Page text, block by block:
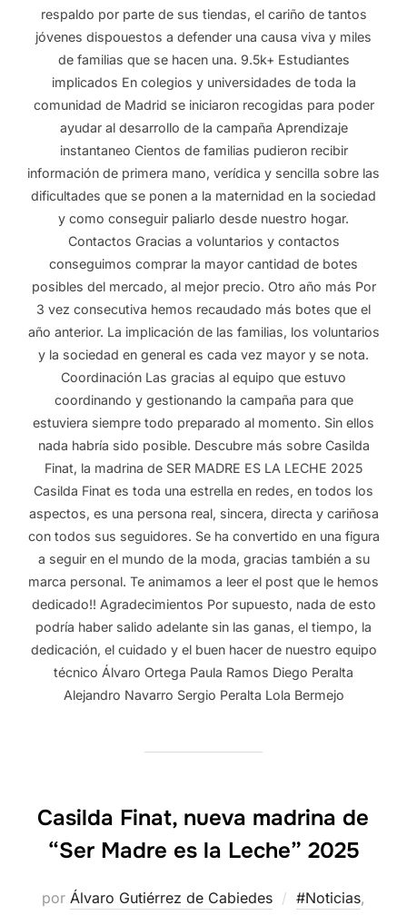
respaldo por parte de sus tiendas, el cariño de tantos
jóvenes dispouestos a defender una causa viva y miles
de familias que se hacen una. 9.5k+ Estudiantes
implicados En colegios y universidades de toda la
comunidad de Madrid se iniciaron recogidas para poder
ayudar al desarrollo de la campaña Aprendizaje
instantaneo Cientos de familias pudieron recibir
información de primera mano, verídica y sencilla sobre las
dificultades que se ponen a la maternidad en la sociedad
y como conseguir paliarlo desde nuestro hogar.
Contactos Gracias a voluntarios y contactos
conseguimos comprar la mayor cantidad de botes
posibles del mercado, al mejor precio. Otro año más Por
3 vez consecutiva hemos recaudado más botes que el
año anterior. La implicación de las familias, los voluntarios
y la sociedad en general es cada vez mayor y se nota.
Coordinación Las gracias al equipo que estuvo
coordinando y gestionando la campaña para que
estuviera siempre todo preparado al momento. Sin ellos
nada habría sido posible. Descubre más sobre Casilda
Finat, la madrina de SER MADRE ES LA LECHE 2025
Casilda Finat es toda una estrella en redes, en todos los
aspectos, es una persona real, sincera, directa y cariñosa
con todos sus seguidores. Se ha convertido en una figura
a seguir en el mundo de la moda, gracias también a su
marca personal. Te animamos a leer el post que le hemos
dedicado!! Agradecimientos Por supuesto, nada de esto
podría haber salido adelante sin las ganas, el tiempo, la
dedicación, el cuidado y el buen hacer de nuestro equipo
técnico Álvaro Ortega Paula Ramos Diego Peralta
Alejandro Navarro Sergio Peralta Lola Bermejo
Casilda Finat, nueva madrina de
“Ser Madre es la Leche” 2025
por Álvaro Gutiérrez de Cabiedes #Noticias,